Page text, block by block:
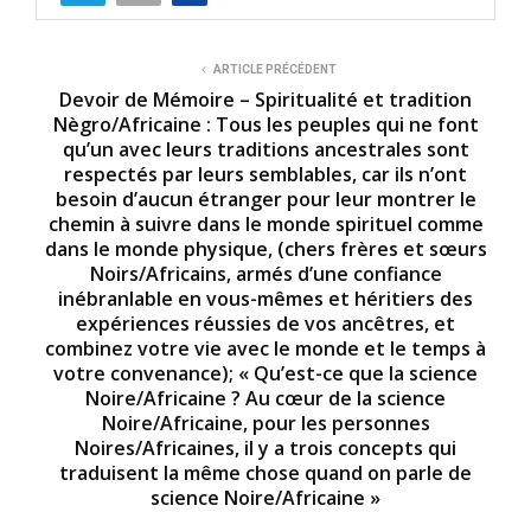
ARTICLE PRÉCÉDENT
Devoir de Mémoire – Spiritualité et tradition
Nègro/Africaine : Tous les peuples qui ne font
qu’un avec leurs traditions ancestrales sont
respectés par leurs semblables, car ils n’ont
besoin d’aucun étranger pour leur montrer le
chemin à suivre dans le monde spirituel comme
dans le monde physique, (chers frères et sœurs
Noirs/Africains, armés d’une confiance
inébranlable en vous-mêmes et héritiers des
expériences réussies de vos ancêtres, et
combinez votre vie avec le monde et le temps à
votre convenance); « Qu’est-ce que la science
Noire/Africaine ? Au cœur de la science
Noire/Africaine, pour les personnes
Noires/Africaines, il y a trois concepts qui
traduisent la même chose quand on parle de
science Noire/Africaine »